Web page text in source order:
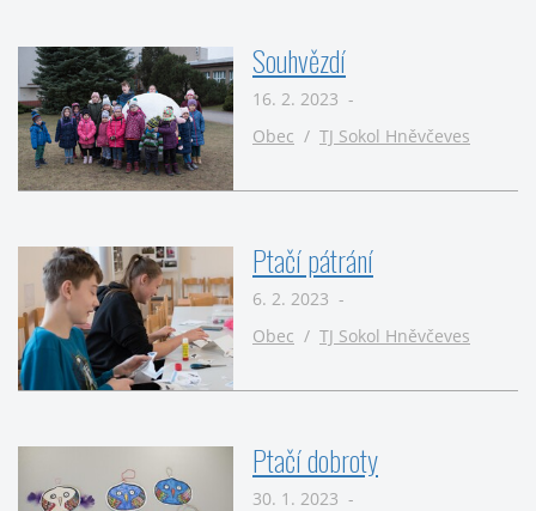
Souhvězdí
16. 2. 2023 -
Obec / TJ Sokol Hněvčeves
Ptačí pátrání
6. 2. 2023 -
Obec / TJ Sokol Hněvčeves
Ptačí dobroty
30. 1. 2023 -